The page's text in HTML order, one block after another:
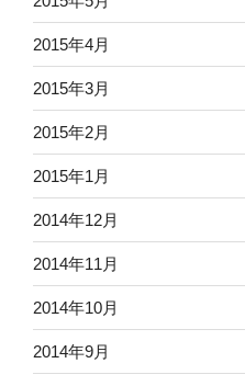
2015年4月
2015年3月
2015年2月
2015年1月
2014年12月
2014年11月
2014年10月
2014年9月